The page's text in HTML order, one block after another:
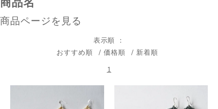
商品ページを見る
表示順
おすすめ順
価格順
新着順
1